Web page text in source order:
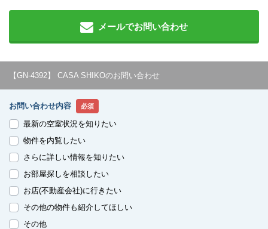
メールでお問い合わせ
【GN-4392】 CASA SHIKOのお問い合わせ
お問い合わせ内容 必須
最新の空室状況を知りたい
物件を内覧したい
さらに詳しい情報を知りたい
お部屋探しを相談したい
お店(不動産会社)に行きたい
その他の物件も紹介してほしい
その他